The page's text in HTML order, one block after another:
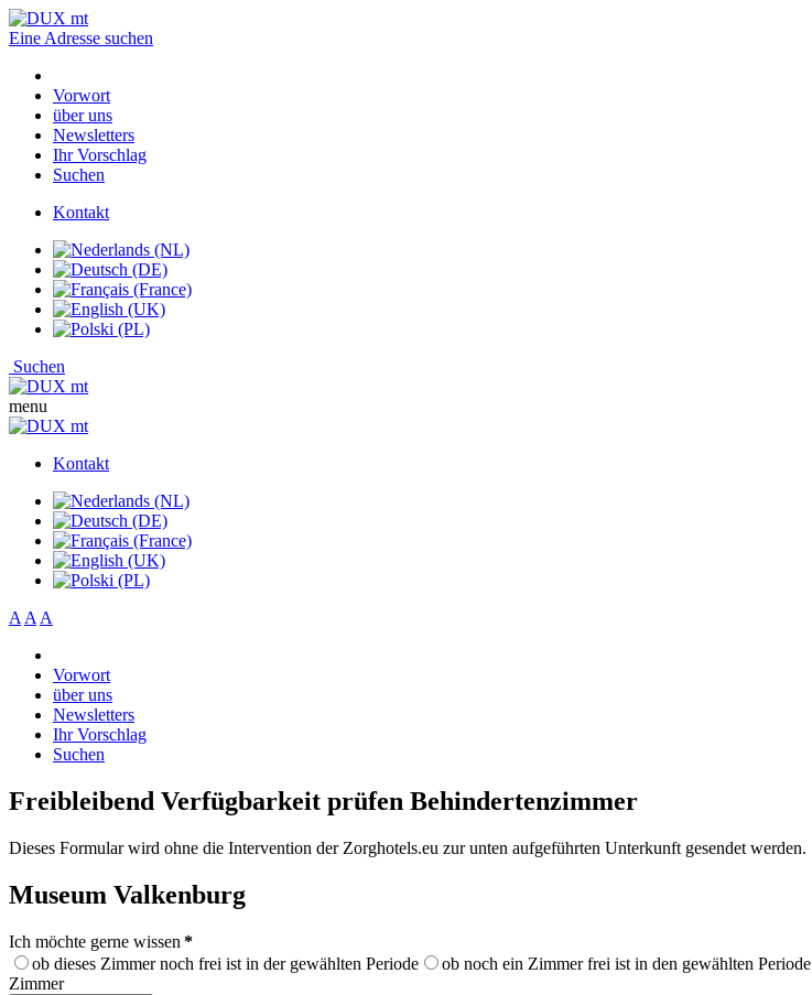
Eine Adresse suchen
Vorwort
über uns
Newsletters
Ihr Vorschlag
Suchen
Kontakt
Suchen
menu
Kontakt
A A A
Vorwort
über uns
Newsletters
Ihr Vorschlag
Suchen
Freibleibend Verfügbarkeit prüfen Behindertenzimmer
Dieses Formular wird ohne die Intervention der Zorghotels.eu zur unten aufgeführten Unterkunft gesendet werden.
Museum Valkenburg
Ich möchte gerne wissen *
ob dieses Zimmer noch frei ist in der gewählten Periode
ob noch ein Zimmer frei ist in den gewählten Periode
Zimmer